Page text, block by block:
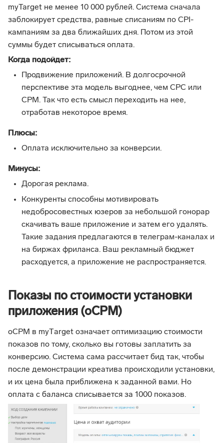
myTarget не менее 10 000 рублей. Система сначала
заблокирует средства, равные списаниям по CPI-
кампаниям за два ближайших дня. Потом из этой
суммы будет списываться оплата.
Когда подойдет:
Продвижение приложений. В долгосрочной
перспективе эта модель выгоднее, чем CPC или
СPM. Так что есть смысл переходить на нее,
отработав некоторое время.
Плюсы:
Оплата исключительно за конверсии.
Минусы:
Дорогая реклама.
Конкуренты способны мотивировать
недобросовестных юзеров за небольшой гонорар
скачивать ваше приложение и затем его удалять.
Такие задания предлагаются в телеграм-каналах и
на биржах фриланса. Ваш рекламный бюджет
расходуется, а приложение не распространяется.
Показы по стоимости установки
приложения (оCPM)
oCPM в myТarget означает оптимизацию стоимости
показов по тому, сколько вы готовы заплатить за
конверсию. Система сама рассчитает бид так, чтобы
после демонстрации креатива происходили установки,
и их цена была приближена к заданной вами. Но
оплата с баланса списывается за 1000 показов.